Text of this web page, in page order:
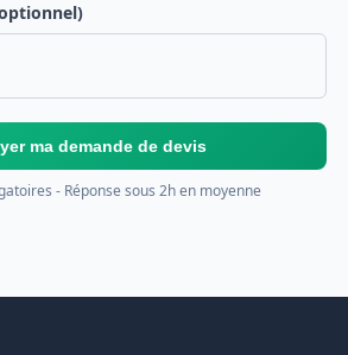
ma demande de devis
- Réponse sous 2h en moyenne